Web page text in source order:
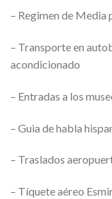
– Regimen de Media
– Transporte en
acondicionado
– Entradas a los
– Guia de habla
– Traslados
– Tíquete aéreo